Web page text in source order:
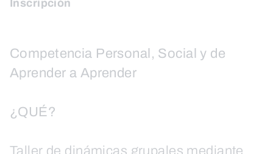
Inscripción
Competencia Personal, Social y de
Aprender a Aprender
¿QUÉ?